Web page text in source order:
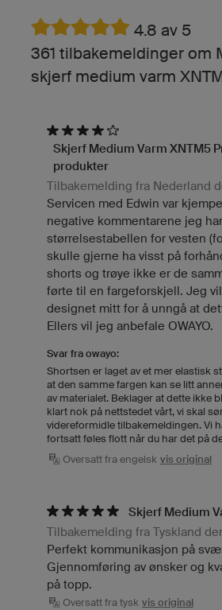
4.8 av 5
361 tilbakemeldinger om
skjerf medium varm
Skjerf Medium Varm XNTM5
produkter
Tilbakemelding fra Nederland
Servicen med Edwin var
negative kommentarene jeg
størrelsestabellen for vesten
skulle gjerne ha visst på
shorts og trøye ikke er de
førte til en fargeforskjell. Jeg
designet mitt for å unngå at
Ellers vil jeg anbefale OWAYO.
Svar fra owayo:
Shortsen er laget av et mer elastisk
at den samme fargen kan se litt
av materialet. Beklager at dette ikke
klart nok på nettstedet vårt, vi skal
videreformidle tilbakemeldingen. Vi
fortsatt føles flott når du har det på
Oversatt fra engelsk vis original
Skjerf Medium
Tilbakemelding fra Tyskland
Perfekt kommunikasjon på
Gjennomføring av ønsker og
på topp.
Oversatt fra tysk vis original